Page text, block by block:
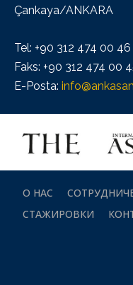
Çankaya/ANKARA
Tel: +90 312 474 00 46
Faks: +90 312 474 00
E-Posta:
О НАС
СТАЖИРОВКИ